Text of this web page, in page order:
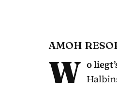
AMOH
W o